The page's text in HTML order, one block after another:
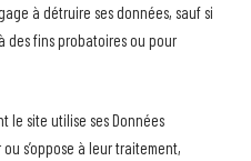
à détruire ses données, sauf si
des fins probatoires ou pour
le site utilise ses Données
s’oppose à leur traitement,